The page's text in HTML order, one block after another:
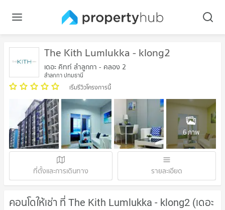
The Kith Lumlukka - klong2
เดอะ คิทท์ ลำลูกกา - คลอง 2
ลำลูกกา ปทุมธานี
เริ่มรีวิวโครงการนี้
6 ภาพ
ที่ตั้งและการเดินทาง รายละเอียด
คอนโดให้เช่า ที่ The Kith Lumlukka - klong2 (เดอะ